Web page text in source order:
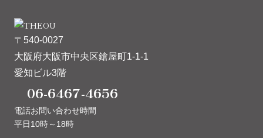
〒540-0027
大阪府大阪市中央区鎗屋町1-1-1
愛知ビル3階
06-6467-4656
電話お問い合わせ時間
平日10時～18時